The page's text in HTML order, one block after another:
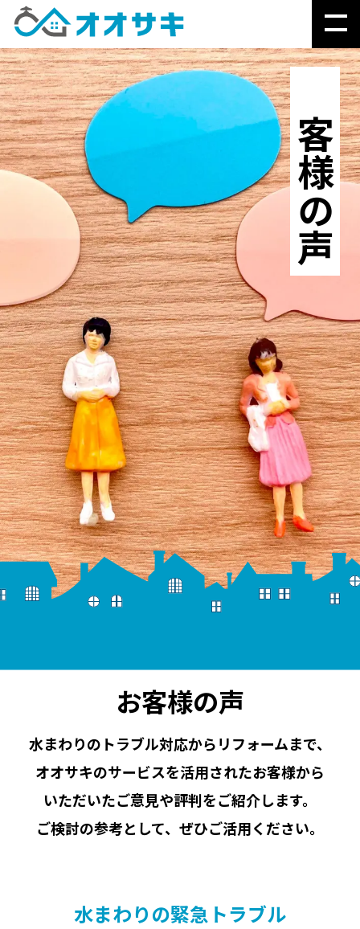
「なぜ？」で分かる、
オオサキのこと
水まわりの緊急トラブル
▶水まわりの故障修理・交換
明の水漏れ
水道屋さんのリフォーム
チンリフォーム
ォーム
リフォーム
賃貸物件のリフォーム
マンション管理組合·
オーナー向けのサービス
直結増圧ポンプ工事
お客様の声
お客様の声
水まわりのトラブル対応からリフォームまで、
オオサキのサービスを活用されたお客様から
いただいたご意見や評判をご紹介します。
ご検討の参考として、ぜひご活用ください。
水まわりの緊急トラブル